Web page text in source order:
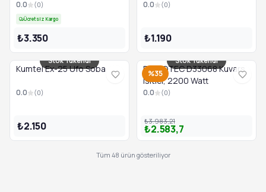
0.0 (0)
Ücretsiz Kargo
₺3.350
0.0 (0)
₺1.190
Stok Tükendi
Kumtel Ex-25 Ufo Soba
0.0 (0)
₺2.150
Stok Tükendi
%35
DOMOTEC D33068 Kuvars
Isıtıcı, 2200 Watt
0.0 (0)
₺3.983,21
₺2.583,7
Tüm 48 ürün gösteriliyor